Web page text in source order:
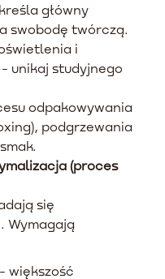
główny
swobodę twórczą.
i
unikaj studyjnego
odpakowywania
podgrzewania
(proces
się
Wymagają
większość